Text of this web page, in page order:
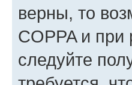
верны, то
COPPA и при
следуйте